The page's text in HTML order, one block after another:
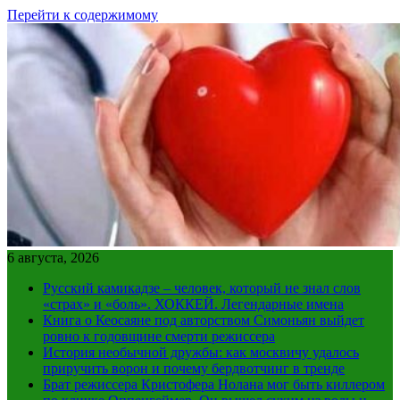
Перейти к содержимому
6 августа, 2026
Русский камикадзе – человек, который не знал слов
«страх» и «боль». ХОККЕЙ. Легендарные имена
Книга о Кеосаяне под авторством Симоньян выйдет
ровно к годовщине смерти режиссера
История необычной дружбы: как москвичу удалось
приручить ворон и почему бердвотчинг в тренде
Брат режиссера Кристофера Нолана мог быть киллером